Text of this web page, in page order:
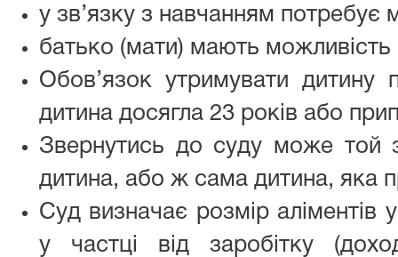
у зв’язку з навчанням потребує
батько (мати) мають можливість
Обов’язок утримувати дитину
дитина досягла 23 років або
Звернутись до суду може той
дитина, або ж сама дитина, яка
Суд визначає розмір аліментів
у частці від заробітку